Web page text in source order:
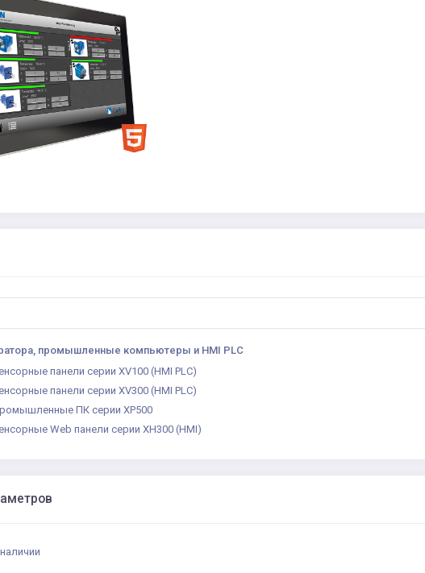
промышленные компьютеры и HMI PLC
панели серии XV100 (HMI PLC)
панели серии XV300 (HMI PLC)
ПК серии XP500
Web панели серии XH300 (HMI)